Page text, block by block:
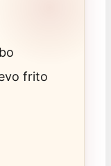
frito